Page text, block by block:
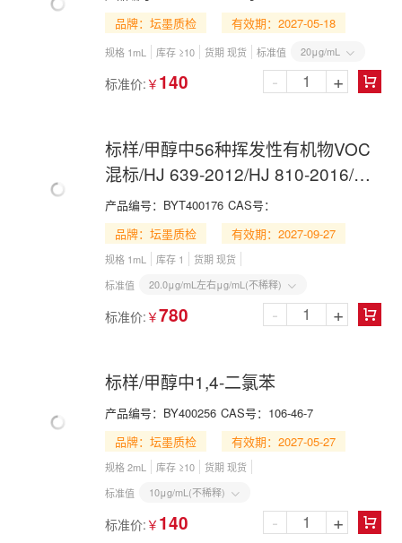
品牌：坛墨质检
有效期：2027-05-18
规格 1mL 库存 ≥10 货期 现货 标准值 20μg/mL 
标准价: ￥ 140 
- +
标样/甲醇中56种挥发性有机物VOC
混标/HJ 639-2012/HJ 810-2016/HJ
1227-2021
产品编号： BYT400176 CAS号：
品牌：坛墨质检
有效期：2027-09-27
规格 1mL 库存 1
货期 现货
标准值
20.0μg/mL左右μg/mL(不稀释) 
标准价: ￥780 
- +
标样/甲醇中1,4-二氯苯
产品编号： BY400256 CAS号： 106-46-7
品牌：坛墨质检
有效期：2027-05-27
规格 2mL 库存 ≥10
货期 现货
标准值
10μg/mL(不稀释) 
标准价: ￥ 140 
- +